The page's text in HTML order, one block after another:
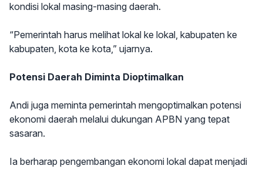
kondisi lokal masing-masing daerah.
“Pemerintah harus melihat lokal ke lokal, kabupaten ke
kabupaten, kota ke kota,” ujarnya.
Potensi Daerah Diminta Dioptimalkan
Andi juga meminta pemerintah mengoptimalkan potensi
ekonomi daerah melalui dukungan APBN yang tepat
sasaran.
Ia berharap pengembangan ekonomi lokal dapat menjadi